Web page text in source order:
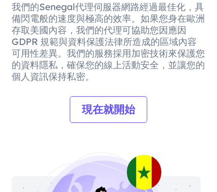
我們的Senegal代理伺服器網路經過最佳化，具
備閃電般的速度與極高的效率。如果您身在歐洲
存取美國內容，我們的代理可協助您因應因
GDPR 規範與資料保護法律所造成的區域內容
可用性差異。我們的服務採用加密技術來保護您
的資料隱私，確保您的線上活動安全，並讓您的
個人資訊保持私密。
現在就開始